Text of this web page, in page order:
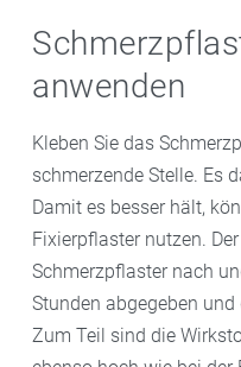
anwenden
Kleben Sie das
schmerzende Stelle. Es
Damit es besser hält,
Fixierpflaster nutzen.
Schmerzpflaster nach
Stunden abgegeben
Zum Teil sind die